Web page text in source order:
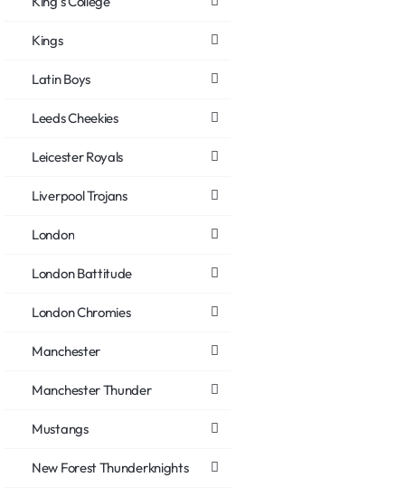
Kings
Latin Boys
Leeds Cheekies
Leicester Royals
Liverpool Trojans
London
London Battitude
London Chromies
Manchester
Manchester Thunder
Mustangs
New Forest Thunderknights